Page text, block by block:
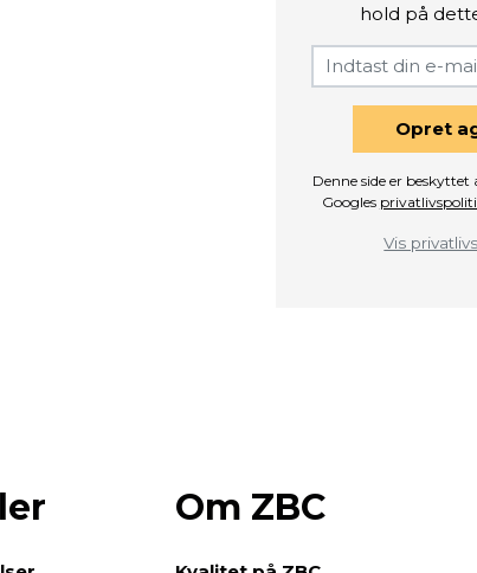
hold på
Opret
Denne side er beskyttet
Googles
Vis
Om ZBC